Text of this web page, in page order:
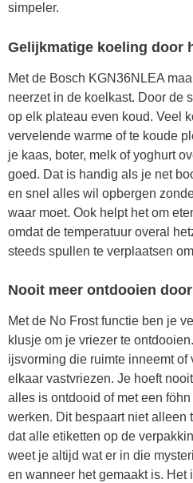
simpeler.
Gelijkmatige koeling door
Met de Bosch KGN36NLEA
neerzet in de koelkast. Door de
op elk plateau even koud. Veel
vervelende warme of te koude
je kaas, boter, melk of yoghurt
goed. Dat is handig als je net
en snel alles wil opbergen
waar moet. Ook helpt het om
omdat de temperatuur overal
steeds spullen te verplaatsen
Nooit meer ontdooien
Met de No Frost functie ben je
klusje om je vriezer te
ijsvorming die ruimte inneemt of
elkaar vastvriezen. Je hoeft
alles is ontdooid of met een
werken. Dit bespaart niet alleen
dat alle etiketten op de
weet je altijd wat er in die
en wanneer het gemaakt is.